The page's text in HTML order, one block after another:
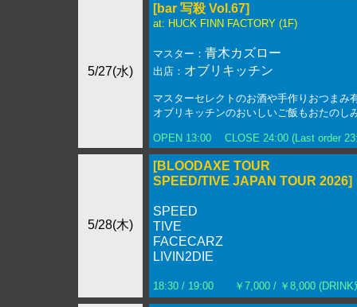
5/27(水)
[bar 写殺 Vol.67]
at: HUCK FINN FACTORY (1F)
マスター： 青木カズロー
出店： オブリキッチン
マスターセレクトのお酒や手作りおつまみ
オブリキッチンのおいしいご飯もおたのし
OPEN 13:00 CLOSE 24:00 (Last order
5/28(木)
[BLOODAXE TOUR
SPEED/TIVE JAPAN TOUR 2026]
SPEED
TIVE
FACECARZ
LIVIN2DIE
18:30 / 19:00 ￥7,000 / ￥8,000 (DRINK